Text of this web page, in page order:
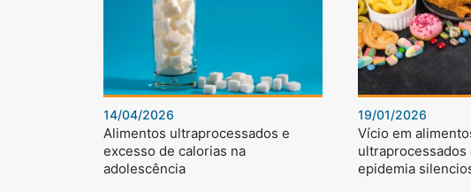
14/04/2026
Alimentos ultraprocessados e
excesso de calorias na
adolescência
19/01/2026
Vício em
ultraprocessados
epidemia